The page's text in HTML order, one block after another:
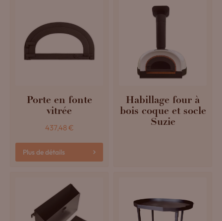
Porte en fonte
vitrée
437,48€
Plus de détails
Habillage four à
bois coque et socle
Suzie